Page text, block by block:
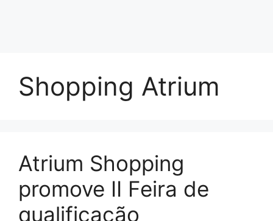
Shopping Atrium
Atrium Shopping
promove II Feira de
qualificação